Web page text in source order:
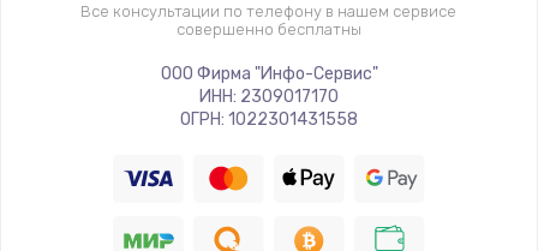
Все консультации по телефону в нашем сервисе
совершенно бесплатны
ООО Фирма "Инфо-Сервис"
ИНН: 2309017170
ОГРН: 1022301431558